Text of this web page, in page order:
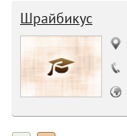
Шрайбикус